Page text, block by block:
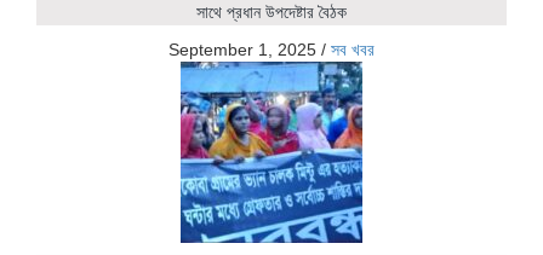
সাথে প্রধান উপদেষ্টার বৈঠক
September 1, 2025 / সব খবর